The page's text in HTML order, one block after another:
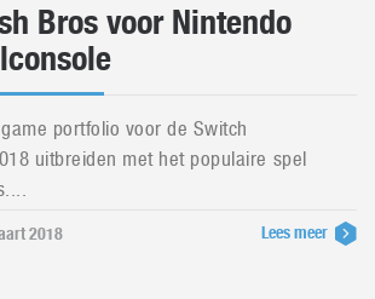
Bros voor Nintendo
portfolio voor de Switch
uitbreiden met het populaire spel
2018 Lees meer